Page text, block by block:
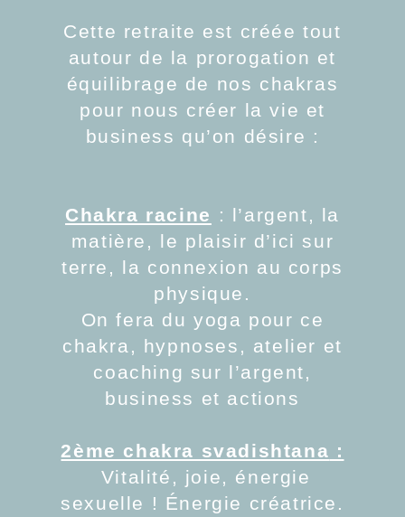
Cette retraite est créée tout
autour de la prorogation et
équilibrage de nos chakras
pour nous créer la vie et
business qu’on désire :
Chakra racine : l’argent, la
matière, le plaisir d’ici sur
terre, la connexion au corps
physique.
On fera du yoga pour ce
chakra, hypnoses, atelier et
coaching sur l’argent,
business et actions
2ème chakra svadishtana :
Vitalité, joie, énergie
sexuelle ! Énergie créatrice.